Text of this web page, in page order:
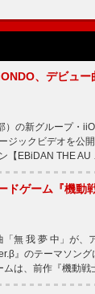
、デビュ
の新グループ・
ジックビデオを
【EBiDAN THE
ドゲーム『機動
無 我 夢 中」が、
』のテーマソン
ムは、前作『機動